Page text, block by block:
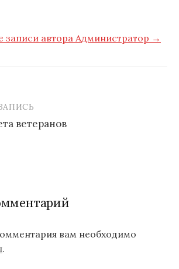
записи автора Администратор →
ветеранов
вам необходимо
.